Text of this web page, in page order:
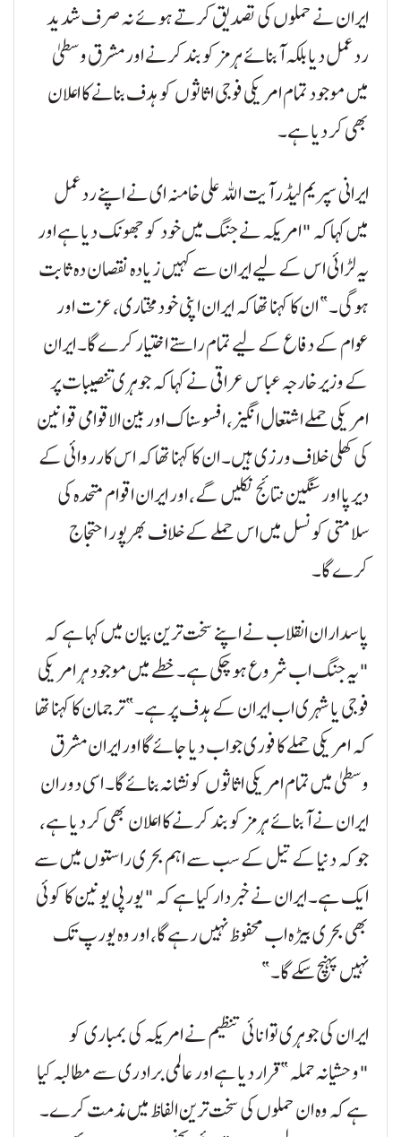
ایران نے حملوں کی تصدیق کرتے ہوئے نہ صرف شدید
ردعمل دیا بلکہ آبنائے ہرمز کو بند کرنے اور مشرق وسطیٰ
میں موجود تمام امریکی فوجی اثاثوں کو ہدف بنانے کا اعلان
بھی کر دیا ہے۔
ایرانی سپریم لیڈر آیت اللہ علی خامنہ ای نے اپنے ردعمل
میں کہا کہ "امریکہ نے جنگ میں خود کو جھونک دیا ہے اور
یہ لڑائی اس کے لیے ایران سے کہیں زیادہ نقصان دہ ثابت
ہوگی۔” ان کا کہنا تھا کہ ایران اپنی خودمختاری، عزت اور
عوام کے دفاع کے لیے تمام راستے اختیار کرے گا۔ ایران
کے وزیر خارجہ عباس عراقی نے کہا کہ جوہری تنصیبات پر
امریکی حملے اشتعال انگیز، افسوسناک اور بین الاقوامی قوانین
کی کھلی خلاف ورزی ہیں۔ ان کا کہنا تھا کہ اس کارروائی کے
دیرپا اور سنگین نتائج نکلیں گے، اور ایران اقوام متحدہ کی
سلامتی کونسل میں اس حملے کے خلاف بھرپور احتجاج
کرے گا۔
پاسداران انقلاب نے اپنے سخت ترین بیان میں کہا ہے کہ
"یہ جنگ اب شروع ہو چکی ہے۔ خطے میں موجود ہر امریکی
فوجی یا شہری اب ایران کے ہدف پر ہے۔” ترجمان کا کہنا تھا
کہ امریکی حملے کا فوری جواب دیا جائے گا اور ایران مشرق
وسطیٰ میں تمام امریکی اثاثوں کو نشانہ بنائے گا۔ اسی دوران
ایران نے آبنائے ہرمز کو بند کرنے کا اعلان بھی کر دیا ہے،
جو کہ دنیا کے تیل کے سب سے اہم بحری راستوں میں سے
ایک ہے۔ ایران نے خبردار کیا ہے کہ "یورپی یونین کا کوئی
بھی بحری بیڑہ اب محفوظ نہیں رہے گا، اور وہ یورپ تک
نہیں پہنچ سکے گا۔”
ایران کی جوہری توانائی تنظیم نے امریکہ کی بمباری کو
"وحشیانہ حملہ” قرار دیا ہے اور عالمی برادری سے مطالبہ کیا
ہے کہ وہ ان حملوں کی سخت ترین الفاظ میں مذمت کرے۔